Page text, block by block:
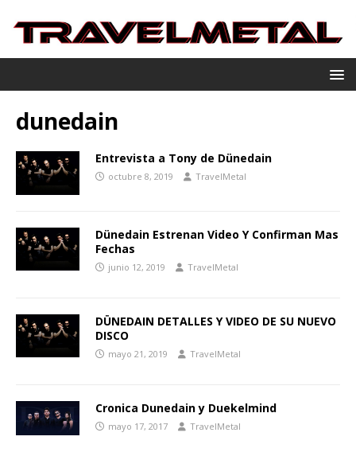
dunedain
Entrevista a Tony de Dünedain
octubre 8, 2019 TravelMetal
Dünedain Estrenan Video Y Confirman Mas
Fechas
junio 12, 2019 TravelMetal
DÜNEDAIN DETALLES Y VIDEO DE SU NUEVO
DISCO
mayo 21, 2019 TravelMetal
Cronica Dunedain y Duekelmind
mayo 17, 2017 TravelMetal